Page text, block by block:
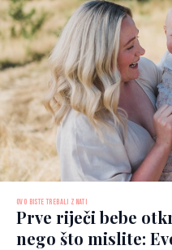
OVO BISTE TREBALI ZNATI
Prve riječi bebe
nego što mislite: